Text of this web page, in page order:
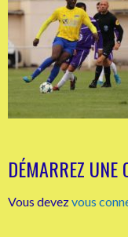
DÉMARREZ UNE
Vous devezvous